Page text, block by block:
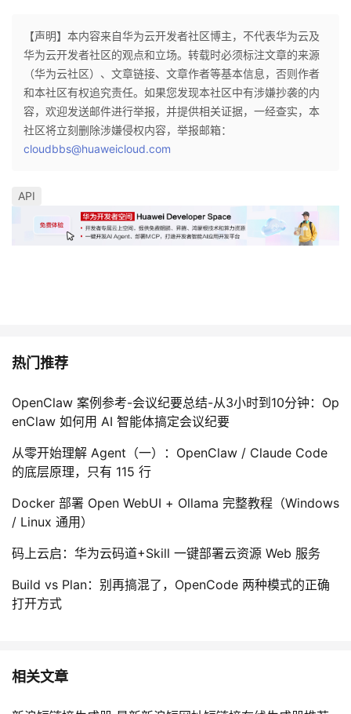
【声明】本内容来自华为云开发者社区博主，不代表华为云及
华为云开发者社区的观点和立场。转载时必须标注文章的来源
（华为云社区）、文章链接、文章作者等基本信息，否则作者
和本社区有权追究责任。如果您发现本社区中有涉嫌抄袭的内
容，欢迎发送邮件进行举报，并提供相关证据，一经查实，本
社区将立刻删除涉嫌侵权内容，举报邮箱：
cloudbbs@huaweicloud.com
API
热门推荐
OpenClaw 案例参考-会议纪要总结-从3小时到10分钟：Op
enClaw 如何用 AI 智能体搞定会议纪要
从零开始理解 Agent（一）：OpenClaw / Claude Code
的底层原理，只有 115 行
Docker 部署 Open WebUI + Ollama 完整教程（Windows
/ Linux 通用）
码上云启：华为云码道+Skill 一键部署云资源 Web 服务
Build vs Plan：别再搞混了，OpenCode 两种模式的正确
打开方式
相关文章